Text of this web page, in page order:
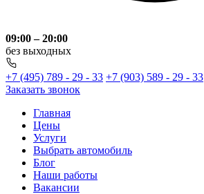
09:00 – 20:00
без выходных
+7 (495) 789 - 29 - 33 +7 (903) 589 - 29 - 33
Заказать звонок
Главная
Цены
Услуги
Выбрать автомобиль
Блог
Наши работы
Вакансии